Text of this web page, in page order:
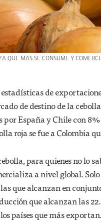
QUE MÁS SE CONSUME Y
de
de destino de la
por España y Chile con
roja se fue a Colombia
para quienes no lo
a nivel global.
que alcanzan en
que alcanzan las
países que más exportan.